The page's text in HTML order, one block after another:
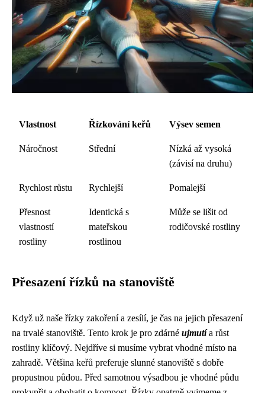
Vlastnost Řízkování keřů Výsev semen
Náročnost Střední
Nízká až vysoká
(závisí na druhu)
Rychlost růstu Rychlejší Pomalejší
Přesnost
vlastností
rostliny
Identická s
mateřskou
rostlinou
Může se lišit od
rodičovské rostliny
Přesazení řízků na stanoviště
Když už naše řízky zakoření a zesílí, je čas na jejich přesazení
na trvalé stanoviště. Tento krok je pro zdárné ujmutía růst
rostliny klíčový. Nejdříve si musíme vybrat vhodné místo na
zahradě. Většina keřů preferuje slunné stanoviště s dobře
propustnou půdou. Před samotnou výsadbou je vhodné půdu